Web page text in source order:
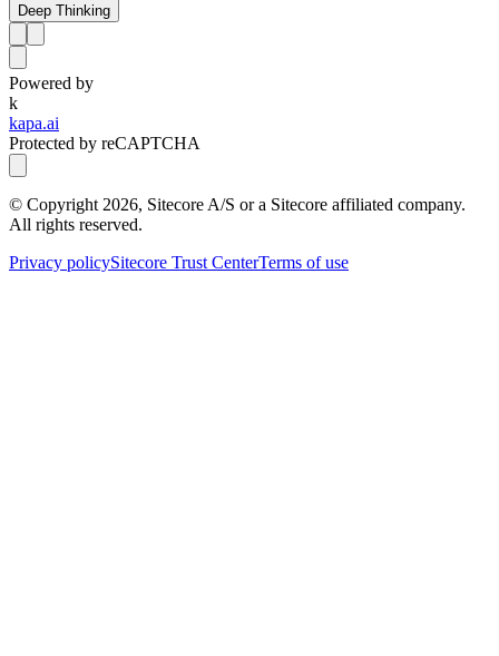
Deep Thinking
Powered by
k
kapa.ai
Protected by reCAPTCHA
© Copyright 2026, Sitecore A/S or a Sitecore affiliated company.
All rights reserved.
Privacy policySitecore Trust CenterTerms of use